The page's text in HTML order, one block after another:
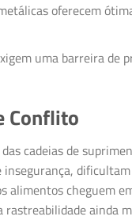
oferecem
uma barreira de
Conflito
cadeias de
alimentos cheguem
ainda